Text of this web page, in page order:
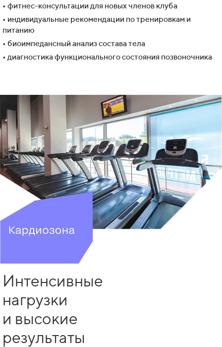
• фитнес-консультации для новых членов клуба
• индивидуальные рекомендации по тренировкам и
питанию
• биоимпедансный анализ состава тела
• диагностика функционального состояния позвоночника
Интенсивные
нагрузки
и высокие
результаты